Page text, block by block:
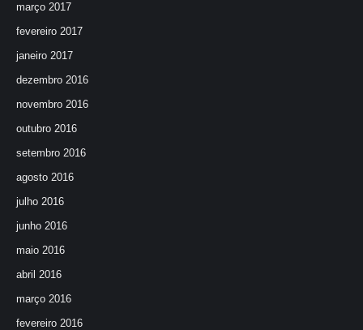
março 2017
fevereiro 2017
janeiro 2017
dezembro 2016
novembro 2016
outubro 2016
setembro 2016
agosto 2016
julho 2016
junho 2016
maio 2016
abril 2016
março 2016
fevereiro 2016